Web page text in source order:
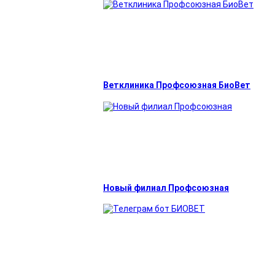
Ветклиника Профсоюзная БиоВет
Новый филиал Профсоюзная